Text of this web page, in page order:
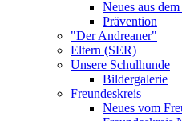
Neues aus
Prävention
"Der Andreaner"
Eltern (SER)
Unsere Schulhunde
Bildergalerie
Freundeskreis
Neues vom